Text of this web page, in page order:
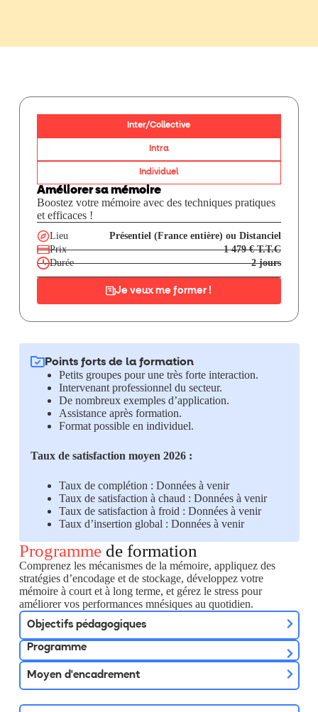
Points forts de la formation
Petits groupes pour une très forte interaction.
Intervenant professionnel du secteur.
De nombreux exemples d’application.
Assistance après formation.
Format possible en individuel.
Taux de satisfaction moyen 2026 :
Taux de complétion : Données à venir
Taux de satisfaction à chaud : Données à venir
Taux de satisfaction à froid : Données à venir
Taux d’insertion global : Données à venir
Programmede formation
Comprenez les mécanismes de la mémoire, appliquez des
stratégies d’encodage et de stockage, développez votre
mémoire à court et à long terme, et gérez le stress pour
améliorer vos performances mnésiques au quotidien.
Objectifs pédagogiques
Programme
Moyen d'encadrement
Inter/Collective
Intra
Individuel
Améliorer sa mémoire
Boostez votre mémoire avec des techniques pratiques
et efficaces !
Lieu
Présentiel (France entière) ou Distanciel
Prix
1 479 € T.T.C
Durée
2 jours
Je veux me former !